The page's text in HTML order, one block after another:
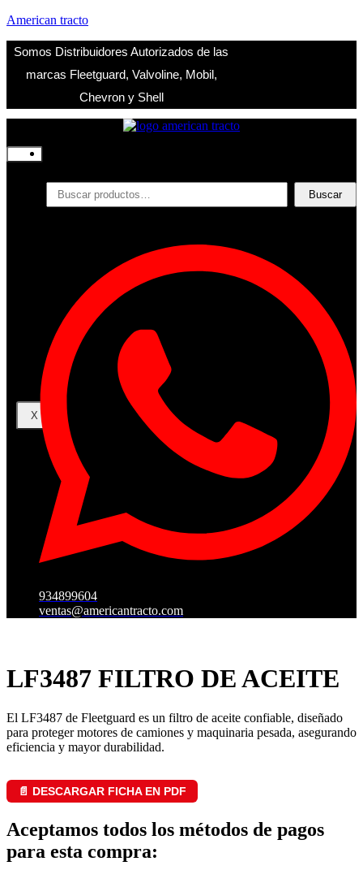
American tracto
Somos Distribuidores Autorizados de las
marcas Fleetguard, Valvoline, Mobil,
Chevron y Shell
Productos
Filtros
Contacto
Acceder
Iniciar Sesion
Registro
Restablecer la contraseña
X
Buscar
934899604
ventas@americantracto.com
LF3487 FILTRO DE ACEITE
El LF3487 de Fleetguard es un filtro de aceite confiable, diseñado
para proteger motores de camiones y maquinaria pesada, asegurando
eficiencia y mayor durabilidad.
📄 DESCARGAR FICHA EN PDF
Aceptamos todos los métodos de pagos
para esta compra: